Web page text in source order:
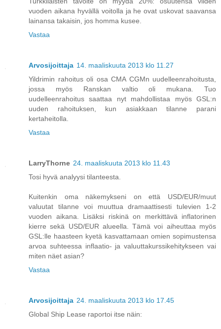
vuoden aikana hyvällä voitolla ja he ovat uskovat saavansa
lainansa takaisin, jos homma kusee.
Vastaa
Arvosijoittaja 14. maaliskuuta 2013 klo 11.27
Yildrimin rahoitus oli osa CMA CGMn uudelleenrahoitusta,
jossa myös Ranskan valtio oli mukana. Tuo
uudelleenrahoitus saattaa nyt mahdollistaa myös GSL:n
uuden rahoituksen, kun asiakkaan tilanne parani
kertaheitolla.
Vastaa
LarryThorne 24. maaliskuuta 2013 klo 11.43
Tosi hyvä analyysi tilanteesta.
Kuitenkin oma näkemykseni on että USD/EUR/muut
valuutat tilanne voi muuttua dramaattisesti tulevien 1-2
vuoden aikana. Lisäksi riskinä on merkittävä inflatorinen
kierre sekä USD/EUR alueella. Tämä voi aiheuttaa myös
GSL:lle haasteen kyetä kasvattamaan omien sopimustensa
arvoa suhteessa inflaatio- ja valuuttakurssikehitykseen vai
miten näet asian?
Vastaa
Arvosijoittaja 24. maaliskuuta 2013 klo 17.45
Global Ship Lease raportoi itse näin: